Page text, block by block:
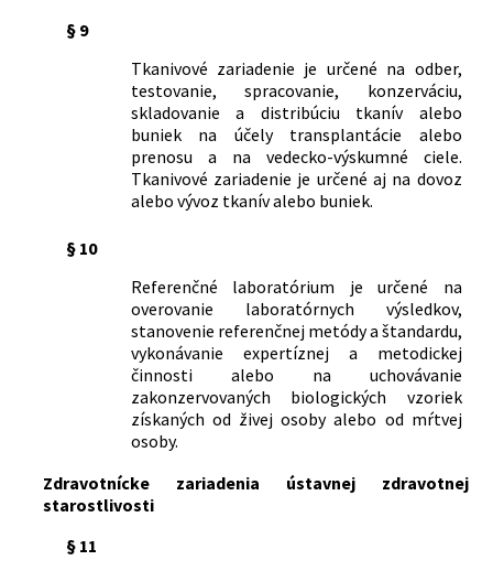
§ 9
Tkanivové zariadenie je určené na odber,
testovanie, spracovanie, konzerváciu,
skladovanie a distribúciu tkanív alebo
buniek na účely transplantácie alebo
prenosu a na vedecko-výskumné ciele.
Tkanivové zariadenie je určené aj na dovoz
alebo vývoz tkanív alebo buniek.
§ 10
Referenčné laboratórium je určené na
overovanie laboratórnych výsledkov,
stanovenie referenčnej metódy a štandardu,
vykonávanie expertíznej a metodickej
činnosti alebo na uchovávanie
zakonzervovaných biologických vzoriek
získaných od živej osoby alebo od mŕtvej
osoby.
Zdravotnícke zariadenia ústavnej zdravotnej
starostlivosti
§ 11